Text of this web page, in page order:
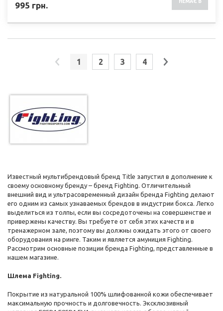
995 грн. НЕМАЄ В
1 2 3 4
Известный мультибрендовый бренд Title запустил в дополнение к
своему основному бренду – бренд Fighting. Отличительный
внешний вид и ультрасовременный дизайн бренда Fighting делают
его одним из самых узнаваемых брендов в индустрии бокса. Легко
выделиться из толпы, если вы сосредоточены на совершенстве и
привержены качеству. Вы требуете от себя этих качеств и в
тренажерном зале, поэтому вы должны ожидать этого от своего
оборудования на ринге. Таким и является амуниция Fighting.
Рассмотрим основные позиции бренда Fighting, представленные в
нашем магазине.
Шлема Fighting.
Покрытие из натуральной 100% шлифованной кожи обеспечивает
максимальную прочность и долговечность. Эксклюзивный